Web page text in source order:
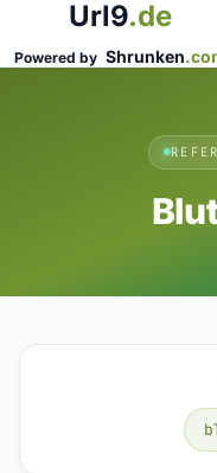
Url9.de
Powered by Shrunken